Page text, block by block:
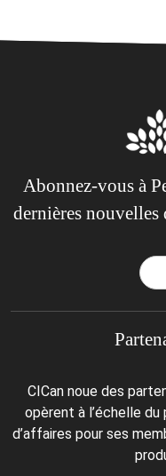
Abonnez-vous à
dernières nouvelles
CICan noue des
opèrent à l’échelle
d’affaires pour ses